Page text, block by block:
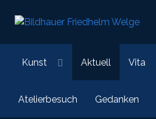
Kunst Aktuell Vita
Atelierbesuch Gedanken